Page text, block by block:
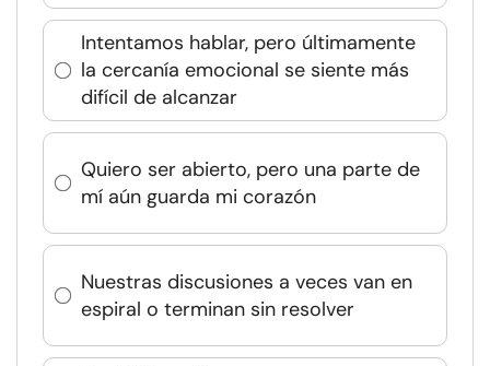
Intentamos hablar, pero últimamente
la cercanía emocional se siente más
difícil de alcanzar
Quiero ser abierto, pero una parte de
mí aún guarda mi corazón
Nuestras discusiones a veces van en
espiral o terminan sin resolver